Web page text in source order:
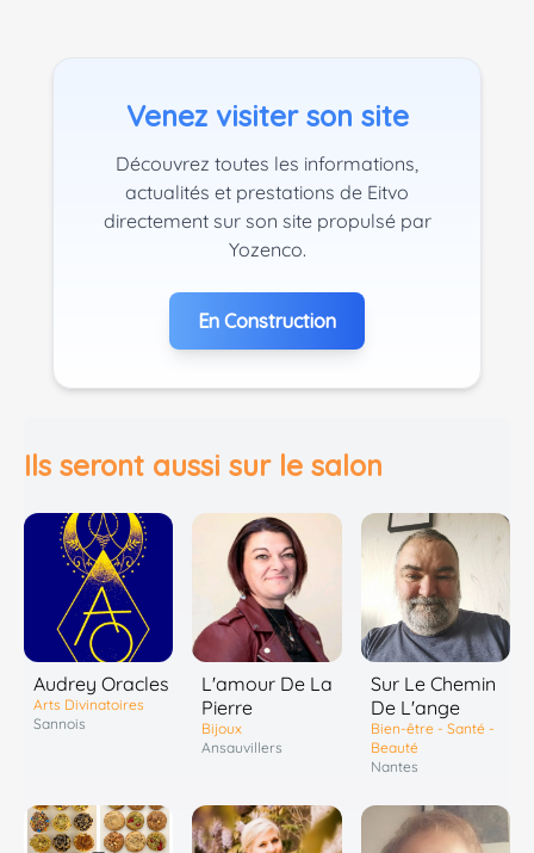
Venez visiter son site
Découvrez toutes les informations,
actualités et prestations de Eitvo
directement sur son site propulsé par
Yozenco.
En Construction
Ils seront aussi sur le salon
Audrey Oracles
Arts Divinatoires
Sannois
L'amour De La
Pierre
Bijoux
Ansauvillers
Sur Le Chemin
De L'ange
Bien-être - Santé -
Beauté
Nantes